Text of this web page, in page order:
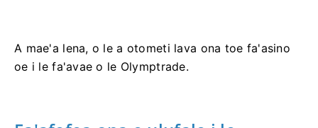
A mae'a lena, o le a otometi lava ona toe fa'asino
oe i le fa'avae o le Olymptrade.